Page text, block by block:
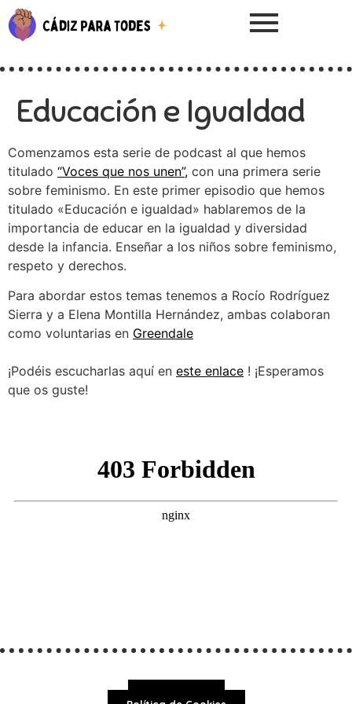
Educación e Igualdad
Comenzamos esta serie de podcast al que hemos
titulado “Voces que nos unen”, con una primera serie
sobre feminismo. En este primer episodio que hemos
titulado «Educación e igualdad» hablaremos de la
importancia de educar en la igualdad y diversidad
desde la infancia. Enseñar a los niños sobre feminismo,
respeto y derechos.
Para abordar estos temas tenemos a Rocío Rodríguez
Sierra y a Elena Montilla Hernández, ambas colaboran
como voluntarias en Greendale
¡Podéis escucharlas aquí en este enlace ! ¡Esperamos
que os guste!